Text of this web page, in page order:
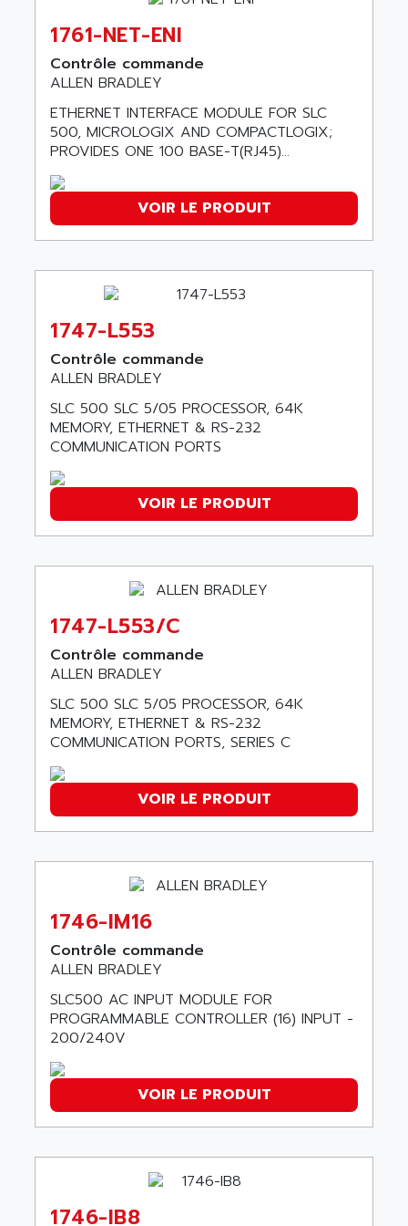
C350 / C370
RAIL SWITCH
SBC
HMI
SIMATIC HMI
OPERATOR PANEL
APRIL 2000
SMC50
SMC600
SMC25 et SMC 35
SMC 50 / SMC 600
SMC 600
SMC50 / SMC600
SMC 25 et SMC 35
SMC25
SMC
PB80
PB400
WS SERIES
PB200
TSX COMPACT
984 SERIE
SIMODRIVE
TSX21
C350
15N
C200
SMC500
SMC200 / 500
PLC-5
SYSMAC
SERVO MOTOR
PERMANENT MAGNET MOTOR
BPH
BSM SERIE
SIMODRIVE 210
SIMODRIVE 650
ABC VISION
ABG
ABL
ABL SURSUM
ABLE SYSTEMS
ABOUTBATTERIE
ABRACON
ABS SYSTEM
ABUS
ABUS ELECTRONIC
AC AUTOMATION
AC SMARTMOTION
ACBEL
ACCU
ACCUCELL
ACCU-SORT SYSTEMS
ACCUTRONICS
ACDC
ACERIME
ACINDUCTO
ACKSYS
ACMA
ACOBAL
ACOMEL
ACOOL
ACOPOS
ACQUIDUC
ACROMAG
ACS
ACS MOTION CONTROL
ACT KERN
1761-NET-ENI
Contrôle commande
ALLEN BRADLEY
ETHERNET INTERFACE MODULE FOR SLC
500, MICROLOGIX AND COMPACTLOGIX;
PROVIDES ONE 100 BASE-T(RJ45)...
VOIR LE PRODUIT
1747-L553
Contrôle commande
ALLEN BRADLEY
SLC 500 SLC 5/05 PROCESSOR, 64K
MEMORY, ETHERNET & RS-232
COMMUNICATION PORTS
VOIR LE PRODUIT
1747-L553/C
Contrôle commande
ALLEN BRADLEY
SLC 500 SLC 5/05 PROCESSOR, 64K
MEMORY, ETHERNET & RS-232
COMMUNICATION PORTS, SERIES C
VOIR LE PRODUIT
1746-IM16
Contrôle commande
ALLEN BRADLEY
SLC500 AC INPUT MODULE FOR
PROGRAMMABLE CONTROLLER (16) INPUT -
200/240V
VOIR LE PRODUIT
1746-IB8